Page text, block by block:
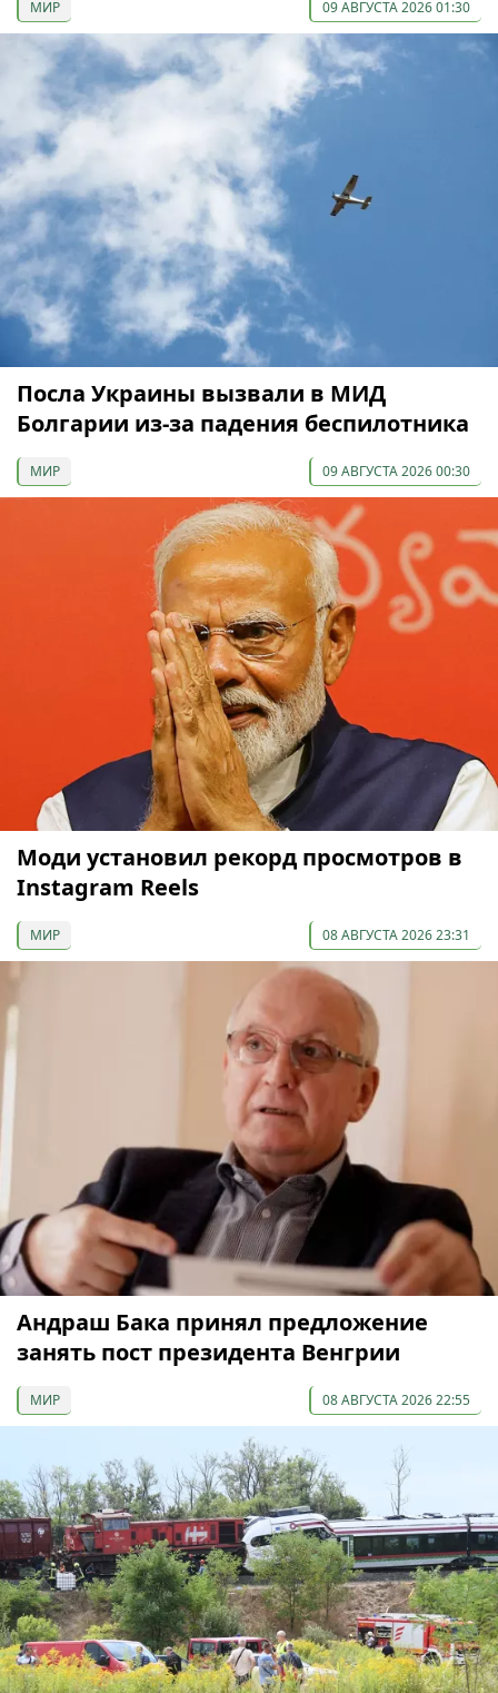
МИР 09 АВГУСТА 2026 01:30
Посла Украины вызвали в МИД
Болгарии из-за падения беспилотника
МИР 09 АВГУСТА 2026 00:30
Моди установил рекорд просмотров в
Instagram Reels
МИР 08 АВГУСТА 2026 23:31
Андраш Бака принял предложение
занять пост президента Венгрии
МИР 08 АВГУСТА 2026 22:55